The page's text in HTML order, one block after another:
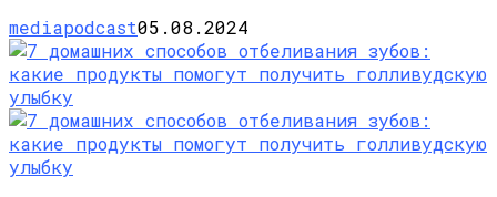
mediapodcast05.08.2024